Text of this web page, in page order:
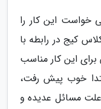
خواست این کار را
کیج در رابطه با
این کار مناسب
خوب پیش رفت،
مسائل عدیده و